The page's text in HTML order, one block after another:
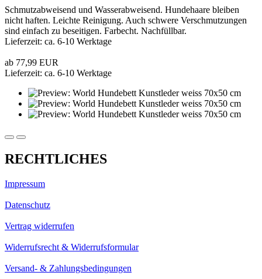
Schmutzabweisend und Wasserabweisend. Hundehaare bleiben
nicht haften. Leichte Reinigung. Auch schwere Verschmutzungen
sind einfach zu beseitigen. Farbecht. Nachfüllbar.
Lieferzeit: ca. 6-10 Werktage
ab 77,99 EUR
Lieferzeit: ca. 6-10 Werktage
RECHTLICHES
Impressum
Datenschutz
Vertrag widerrufen
Widerrufsrecht & Widerrufsformular
Versand- & Zahlungsbedingungen